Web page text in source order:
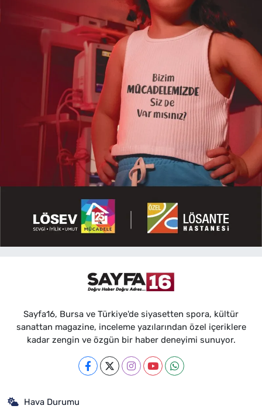
Sayfa16, Bursa ve Türkiye'de siyasetten spora, kültür
sanattan magazine, inceleme yazılarından özel içeriklere
kadar zengin ve özgün bir haber deneyimi sunuyor.
Hava Durumu